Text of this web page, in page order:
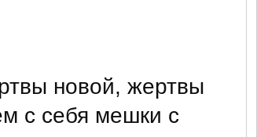
новой, жертвы
с себя мешки с